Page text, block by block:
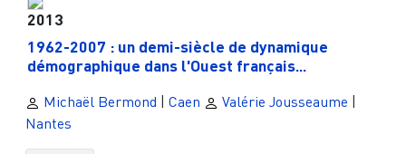
2013
1962-2007 : un demi-siècle de dynamique
démographique dans l'Ouest français...
Michaël Bermond | Caen Valérie Jousseaume |
Nantes